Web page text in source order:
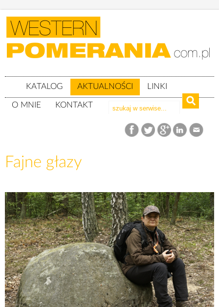
KATALOG AKTUALNOŚCI LINKI
O MNIE KONTAKT
Aktualności Fajne głazy
Fajne głazy